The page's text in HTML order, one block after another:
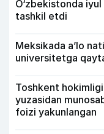
O‘zbekistonda
tashkil etdi
Meksikada a’lo
universitetga
Toshkent
yuzasidan
foizi yakunlangan